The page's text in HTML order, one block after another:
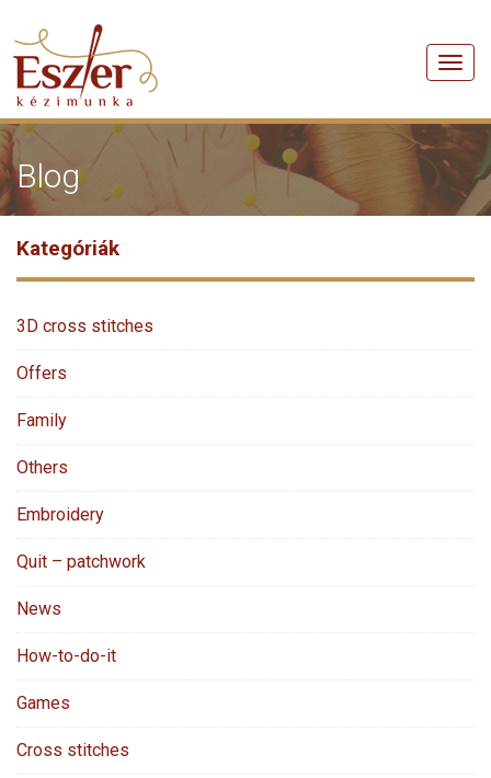
Menü
Blog
Kategóriák
3D cross stitches
Offers
Family
Others
Embroidery
Quit – patchwork
News
How-to-do-it
Games
Cross stitches